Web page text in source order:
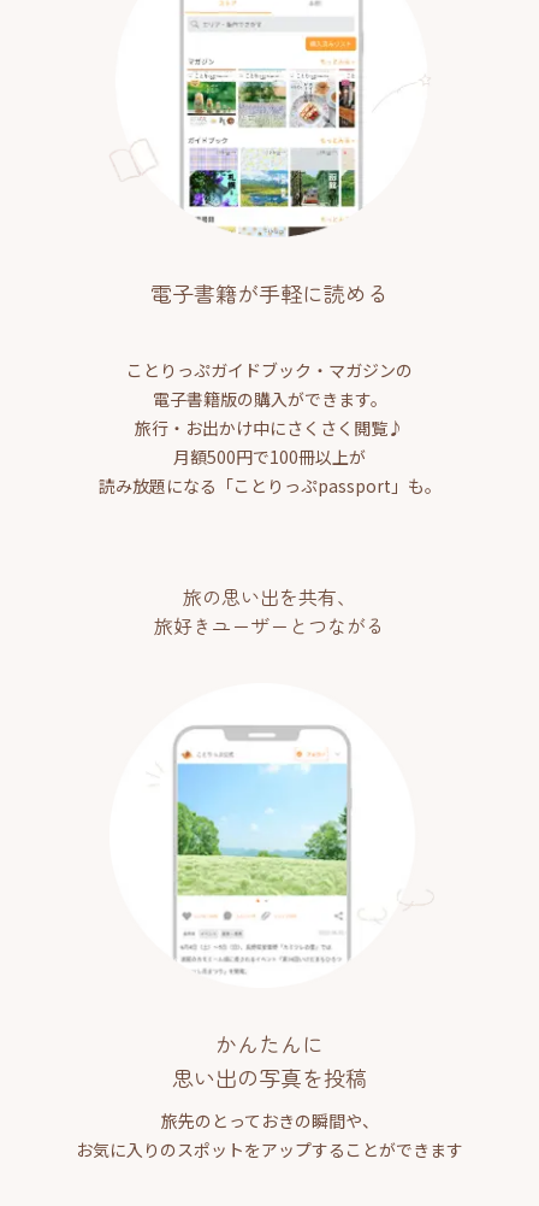
電子書籍が手軽に読める
ことりっぷガイドブック・マガジンの
電子書籍版の購入ができます。
旅行・お出かけ中にさくさく閲覧♪
月額500円で100冊以上が
読み放題になる「ことりっぷpassport」も。
旅の思い出を共有、
旅好きユーザーとつながる
かんたんに
思い出の写真を投稿
旅先のとっておきの瞬間や、
お気に入りのスポットをアップすることができます